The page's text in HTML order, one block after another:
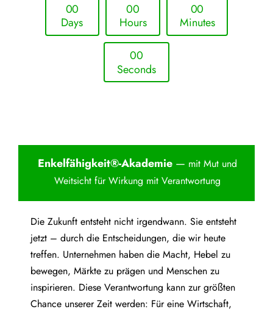
00
Days
00
Hours
00
Minutes
00
Seconds
Enkelfähigkeit®-Akademie— mit Mut und
Weitsicht für Wirkung mit Verantwortung
Die Zukunft entsteht nicht irgendwann. Sie entsteht
jetzt – durch die Entscheidungen, die wir heute
treffen. Unternehmen haben die Macht, Hebel zu
bewegen, Märkte zu prägen und Menschen zu
inspirieren. Diese Verantwortung kann zur größten
Chance unserer Zeit werden: Für eine Wirtschaft,